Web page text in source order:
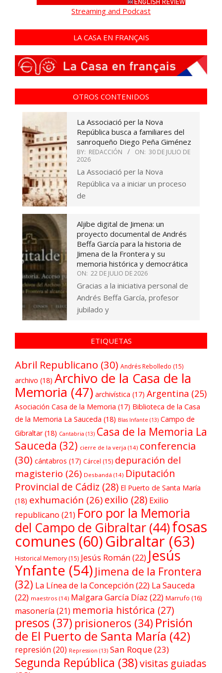
Streaming and Podcast
LA CASA EN FRANÇAIS
OTROS CONTENIDOS
La Associació per la Nova
República busca a familiares del
sanroqueño Diego Peña Giménez
BY: REDACCIÓN ON: 30 DE JULIO DE
2026
La Associació per la Nova
República va a iniciar un proceso
de
Aljibe digital de Jimena: un
proyecto documental de Andrés
Beffa García para la historia de
Jimena de la Frontera y su
memoria histórica y democrática
ON: 22 DE JULIO DE 2026
Gracias a la iniciativa personal de
Andrés Beffa García, profesor
jubilado y
ETIQUETAS
Abril Republicano (30) Andrés Rebolledo (15)
archivo (18) Archivo de la Casa de la
Memoria (47) archivística (17) Argentina (25)
Asociación Casa de la Memoria (17) Biblioteca de la Casa
de la Memoria La Sauceda (18) Blas Infante (13) Campo de
Gibraltar(18) Cantabria (13) Casa de la Memoria La
Sauceda (32) cierre de la verja (14) conferencia
(30) cántabros (17) Cárcel (15) depuración del
magisterio (26) Desbandá (14) Diputación
Provincial de Cádiz (28) El Puerto de Santa María
(18) exhumación (26) exilio (28) Exilio
republicano (21) Foro por la Memoria
del Campo de Gibraltar (44)fosas
comunes (60)Gibraltar(63)
Historical Memory (15) Jesús Román(22) Jesús
Ynfante (54) Jimena de la Frontera
(32) La Línea de la Concepción(22) La Sauceda
(22) maestros (14) Malgara García Díaz (22) Marrufo (16)
masonería (21) memoria histórica (27)
presos (37) prisioneros (34) Prisión
de El Puerto de Santa María (42)
represión (20) Repression (13) San Roque(23)
Segunda República (38)visitas guiadas